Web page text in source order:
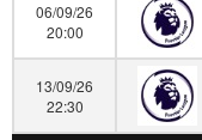
06/09/26
20:00
13/09/26
22:30